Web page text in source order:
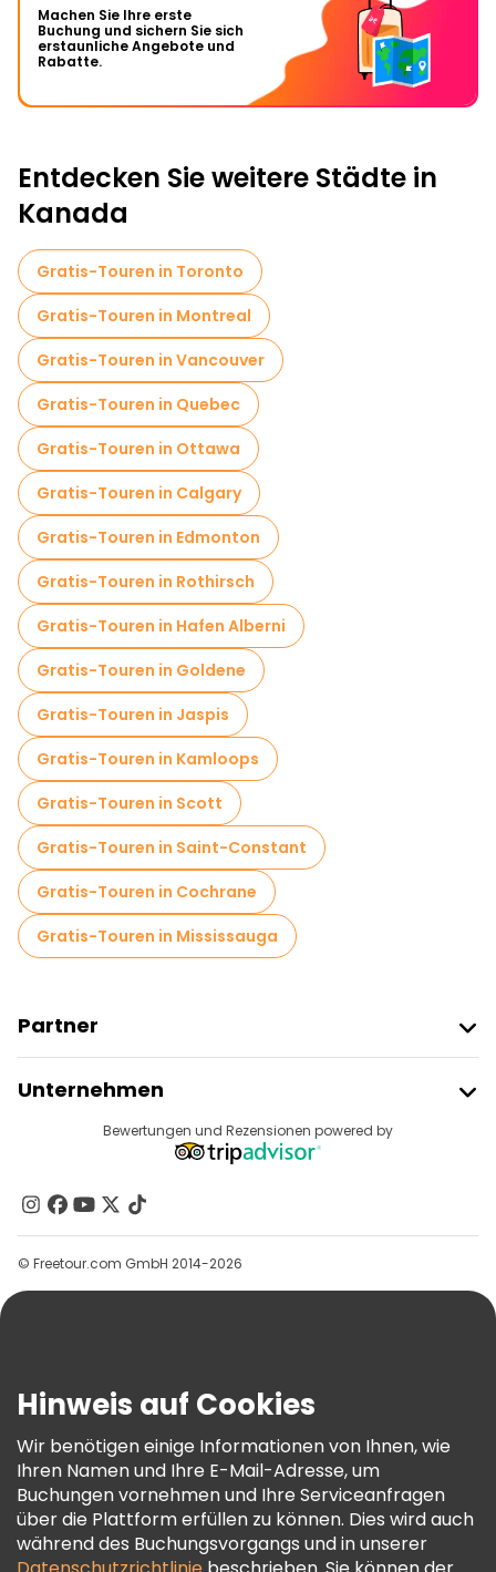
Machen Sie Ihre erste
Buchung und sichern Sie sich
erstaunliche Angebote und
Rabatte.
Entdecken Sie weitere Städte in
Kanada
Gratis-Touren in Toronto
Gratis-Touren in Montreal
Gratis-Touren in Vancouver
Gratis-Touren in Quebec
Gratis-Touren in Ottawa
Gratis-Touren in Calgary
Gratis-Touren in Edmonton
Gratis-Touren in Rothirsch
Gratis-Touren in Hafen Alberni
Gratis-Touren in Goldene
Gratis-Touren in Jaspis
Gratis-Touren in Kamloops
Gratis-Touren in Scott
Gratis-Touren in Saint-Constant
Gratis-Touren in Cochrane
Gratis-Touren in Mississauga
Partner
Anbieter-Anmeldung
Affiliate-Programm
Unternehmen
Reiseziele
Kontakt
Gruppen
Hilfe
AGB Und Rechtliches
Cookie-Richtlinie
Freetour Auszeichnungen
Treueprogramm
Bewertungen und Rezensionen powered by
© Freetour.com GmbH 2014-2026
Hinweis auf Cookies
Wir benötigen einige Informationen von Ihnen, wie
Ihren Namen und Ihre E-Mail-Adresse, um
Buchungen vornehmen und Ihre Serviceanfragen
über die Plattform erfüllen zu können. Dies wird auch
während des Buchungsvorgangs und in unserer